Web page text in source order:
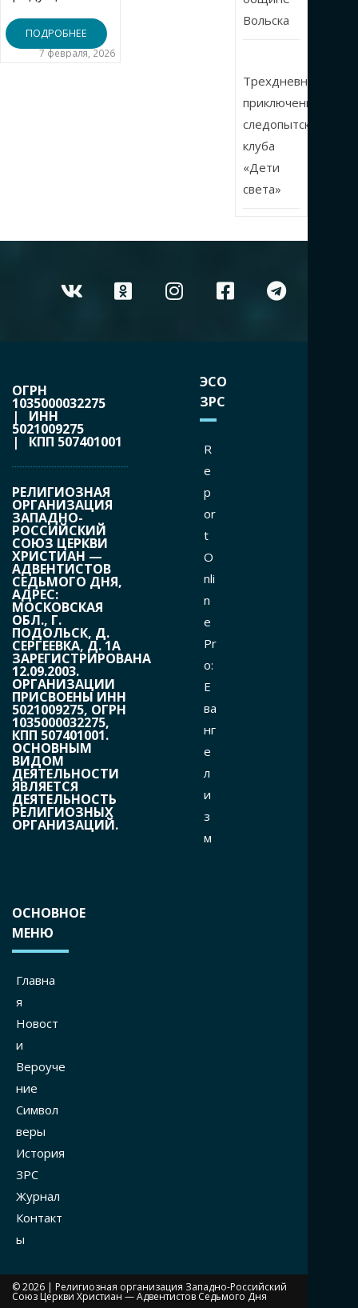
ПОДРОБНЕЕ
7 февраля, 2026
Вольска
Трехдневные
приключения
следопытского
клуба
«Дети
света»
ОГРН
1035000032275
| ИНН
5021009275
| КПП 507401001
РЕЛИГИОЗНАЯ
ОРГАНИЗАЦИЯ
ЗАПАДНО-
РОССИЙСКИЙ
СОЮЗ ЦЕРКВИ
ХРИСТИАН —
АДВЕНТИСТОВ
СЕДЬМОГО ДНЯ,
АДРЕС:
МОСКОВСКАЯ
ОБЛ., Г.
ПОДОЛЬСК, Д.
СЕРГЕЕВКА, Д. 1А
ЗАРЕГИСТРИРОВАНА
12.09.2003.
ОРГАНИЗАЦИИ
ПРИСВОЕНЫ ИНН
5021009275, ОГРН
1035000032275,
КПП 507401001.
ОСНОВНЫМ
ВИДОМ
ДЕЯТЕЛЬНОСТИ
ЯВЛЯЕТСЯ
ДЕЯТЕЛЬНОСТЬ
РЕЛИГИОЗНЫХ
ОРГАНИЗАЦИЙ.
ЭСО
ЗРС
R
e
p
or
t
O
nli
n
e
Pr
o:
Е
ва
нг
е
л
и
з
м
ОСНОВНОЕ
МЕНЮ
Главна
я
Новост
и
Вероуче
ние
Символ
веры
История
ЗРС
Журнал
Контакт
ы
© 2026 | Религиозная организация Западно-Российский
Союз Церкви Христиан — Адвентистов Седьмого Дня